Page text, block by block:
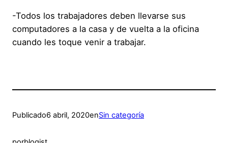
-Todos los trabajadores deben llevarse sus
computadores a la casa y de vuelta a la oficina
cuando les toque venir a trabajar.
Publicado6 abril, 2020enSin categoría